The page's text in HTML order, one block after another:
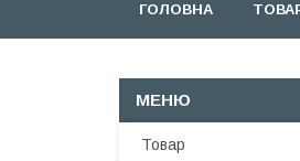
ГОЛОВНА
Товар